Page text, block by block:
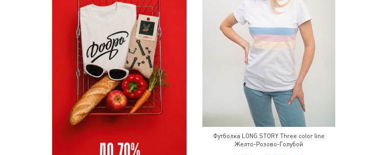
Футболка LONG STORY Three color line
Желто-Розово-Голубой